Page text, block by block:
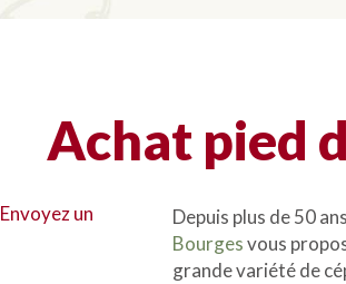
Achat pied
Envoyez un
Depuis plus de 50
Bourgesvous
grande variété de